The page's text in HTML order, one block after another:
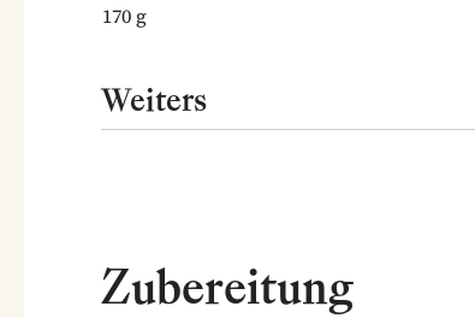
170 g
Weiters
Zubereitung